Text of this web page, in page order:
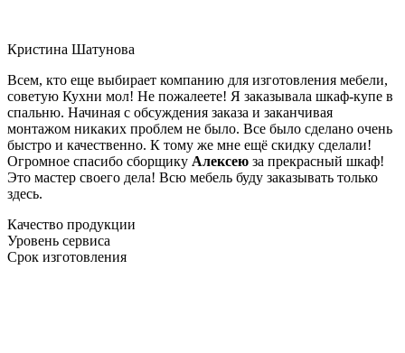
Кристина Шатунова
Всем, кто еще выбирает компанию для изготовления мебели,
советую Кухни мол! Не пожалеете! Я заказывала шкаф-купе в
спальню. Начиная с обсуждения заказа и заканчивая
монтажом никаких проблем не было. Все было сделано очень
быстро и качественно. К тому же мне ещё скидку сделали!
Огромное спасибо сборщику Алексею за прекрасный шкаф!
Это мастер своего дела! Всю мебель буду заказывать только
здесь.
Качество продукции
Уровень сервиса
Срок изготовления